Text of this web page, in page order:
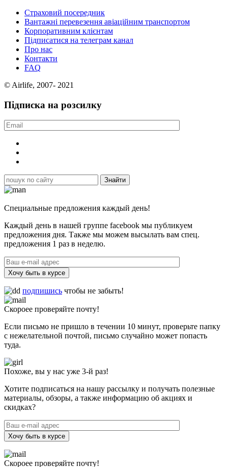
Страховий посередник
Вантажні перевезення авіаційним транспортом
Корпоративним клієнтам
Підписатися на телеграм канал
Про нас
Контакти
FAQ
© Airlife, 2007- 2021
Підписка на розсилку
Специальные предложения каждый день!
Каждый день в нашей группе facebook мы публикуем
предложения дня. Также мы можем высылать вам спец.
предложения 1 раз в неделю.
Хочу быть в курсе
подпишись чтобы не забыть!
Скороее проверяйте почту!
Если письмо не пришло в течении 10 минут, проверьте папку
с нежелательной почтой, письмо случайно может попасть
туда.
Похоже, вы у нас уже 3-й раз!
Хотите подписаться на нашу рассылку и получать полезные
материалы, обзоры, а также информацию об акциях и
скидках?
Хочу быть в курсе
Скороее проверяйте почту!